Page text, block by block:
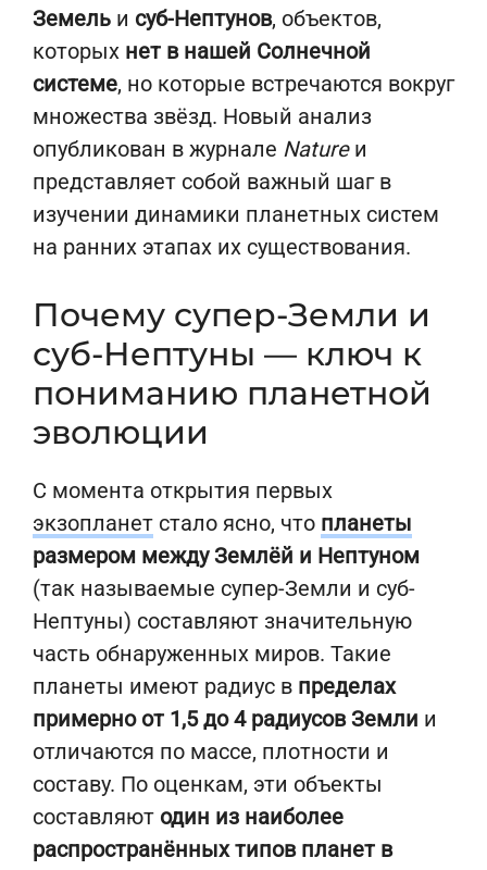
Земель и суб-Нептунов, объектов,
которых нет в нашей Солнечной
системе, но которые встречаются вокруг
множества звёзд. Новый анализ
опубликован в журнале Natureи
представляет собой важный шаг в
изучении динамики планетных систем
на ранних этапах их существования.
Почему супер-Земли и
суб-Нептуны — ключ к
пониманию планетной
эволюции
С момента открытия первых
экзопланет стало ясно, что планеты
размером между Землёй и Нептуном
(так называемые супер-Земли и суб-
Нептуны) составляют значительную
часть обнаруженных миров. Такие
планеты имеют радиус в пределах
примерно от 1,5 до 4 радиусов Земли и
отличаются по массе, плотности и
составу. По оценкам, эти объекты
составляют один из наиболее
распространённых типов планет в